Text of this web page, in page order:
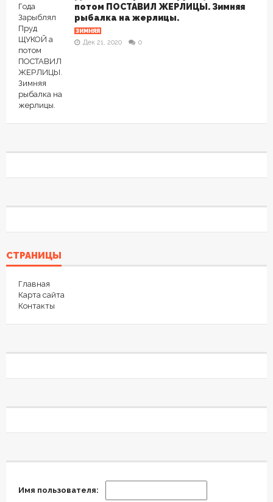
потом ПОСТАВИЛ ЖЕРЛИЦЫ. Зимняя
рыбалка на жерлицы.
ЗИМНЯЯ
Дек 21, 2020 0
СТРАНИЦЫ
Главная
Карта сайта
Контакты
Имя пользователя: